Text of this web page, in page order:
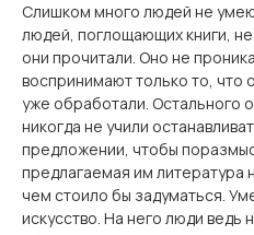
Слишком много людей не
людей, поглощающих книги,
они прочитали. Оно не
воспринимают только то, что
уже обработали. Остального
никогда не учили
предложении, чтобы
предлагаемая им литература
чем стоило бы задуматься.
искусство. На него люди ведь